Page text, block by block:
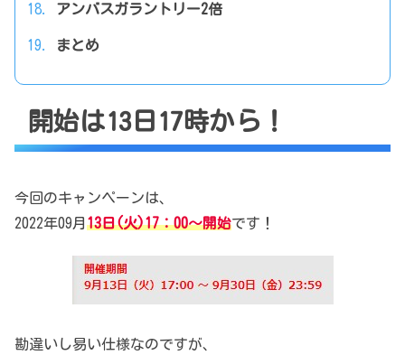
アンバスガラントリー2倍
まとめ
開始は13日17時から！
今回のキャンペーンは、
2022年09月13日(火)17：00～開始です！
勘違いし易い仕様なのですが、